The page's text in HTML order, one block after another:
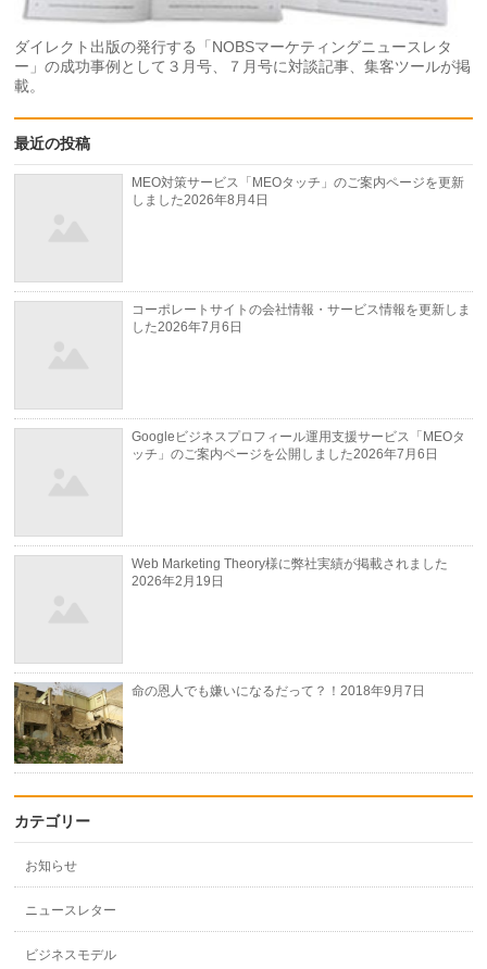
ダイレクト出版の発行する「NOBSマーケティングニュースレタ
ー」の成功事例として３月号、７月号に対談記事、集客ツールが掲
載。
最近の投稿
MEO対策サービス「MEOタッチ」のご案内ページを更新
しました2026年8月4日
コーポレートサイトの会社情報・サービス情報を更新しま
した2026年7月6日
Googleビジネスプロフィール運用支援サービス「MEOタ
ッチ」のご案内ページを公開しました2026年7月6日
Web Marketing Theory様に弊社実績が掲載されました
2026年2月19日
命の恩人でも嫌いになるだって？！2018年9月7日
カテゴリー
お知らせ
ニュースレター
ビジネスモデル